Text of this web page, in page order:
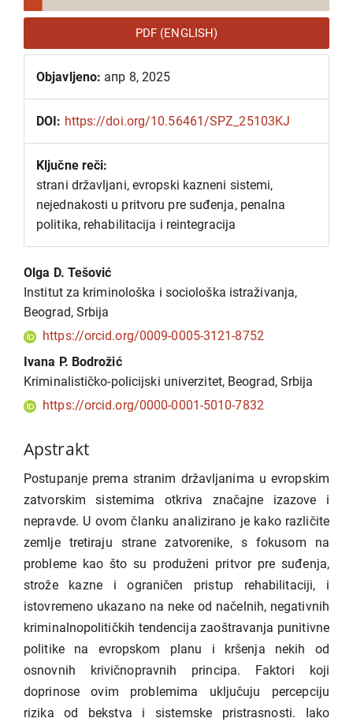
PDF (ENGLISH)
Objavljeno: апр 8, 2025
DOI: https://doi.org/10.56461/SPZ_25103KJ
Ključne reči:
strani državljani, еvropski kazneni sistemi,
nejednakosti u pritvoru pre suđenja, penalna
politika, rehabilitacija i reintegracija
Glavni
sadržaj
članka
Olga D. Tešović
Institut za kriminološka i sociološka istraživanja,
Beograd, Srbija
https://orcid.org/0009-0005-3121-8752
Ivana P. Bodrožić
Kriminalističko-policijski univerzitet, Beograd, Srbija
https://orcid.org/0000-0001-5010-7832
Apstrakt
Postupanje prema stranim državljanima u evropskim
zatvorskim sistemima otkriva značajne izazove i
nepravde. U ovom članku analizirano je kako različite
zemlje tretiraju strane zatvorenike, s fokusom na
probleme kao što su produženi pritvor pre suđenja,
strože kazne i ograničen pristup rehabilitaciji, i
istovremeno ukazano na neke od načelnih, negativnih
kriminalnopolitičkih tendencija zaoštravanja punitivne
politike na evropskom planu i kršenja nekih od
osnovnih krivičnopravnih principa. Faktori koji
doprinose ovim problemima uključuju percepciju
rizika od bekstva i sistemske pristrasnosti. Iako